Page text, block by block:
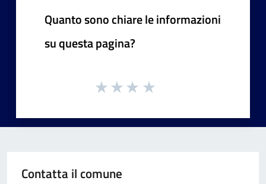
Quanto sono chiare le informazioni
su questa pagina?
Contatta il comune